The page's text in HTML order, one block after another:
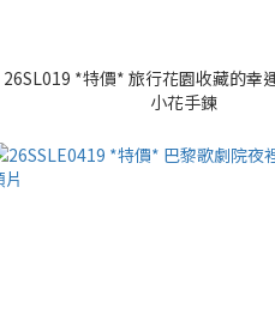
26SL019 *特價* 旅行花園收藏的幸
小花手鍊